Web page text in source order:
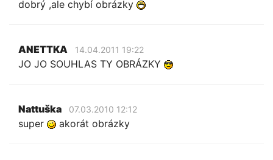
dobrý ,ale chybí obrázky
ANETTKA 14.04.2011 19:22
JO JO SOUHLAS TY OBRÁZKY
Nattuška 07.03.2010 12:12
super akorát obrázky